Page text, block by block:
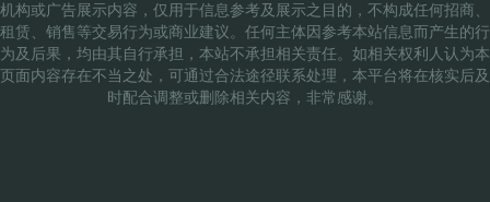
机构或广告展示内容，仅用于信息参考及展示之目的，不构成任何招商、
租赁、销售等交易行为或商业建议。任何主体因参考本站信息而产生的行
为及后果，均由其自行承担，本站不承担相关责任。如相关权利人认为本
页面内容存在不当之处，可通过合法途径联系处理，本平台将在核实后及
时配合调整或删除相关内容，非常感谢。